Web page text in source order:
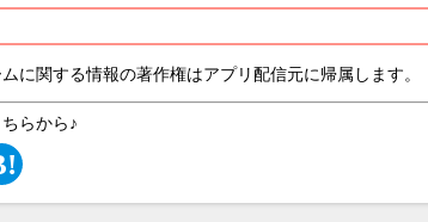
に関する情報の著作権はアプリ配信元に帰属します。
らから♪